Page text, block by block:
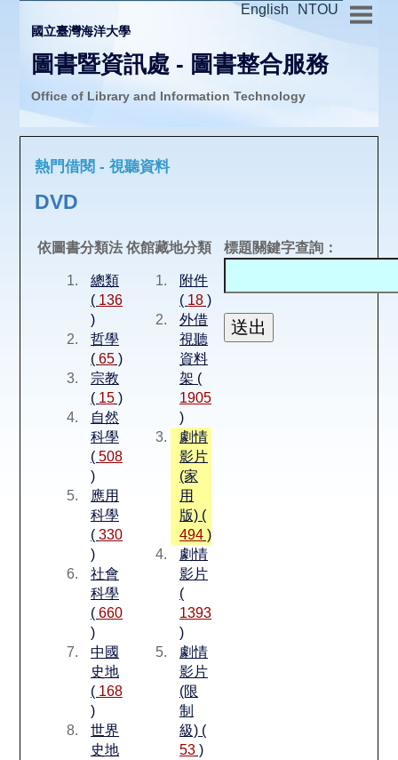
NTOU
English
國立臺灣海洋大學
圖書暨資訊處 - 圖書整合服務
Office of Library and Information Technology
推廣活動
圖書互借
線上報名
申請表單
空間借用
熱門借閱
個人借閱
熱門借閱 - 視聽資料
DVD
依圖書分類法
總類
( 136
)
哲學
( 65)
宗教
( 15)
自然
科學
( 508
)
應用
科學
( 330
)
社會
科學
( 660
)
中國
史地
( 168
)
世界
史地
依館藏地分類
附件
( 18)
外借
視聽
資料
架 (
1905
)
劇情
影片
(家
用
版) (
494)
劇情
影片
(
1393
)
劇情
影片
(限
制
級) (
53)
標題關鍵字查詢：